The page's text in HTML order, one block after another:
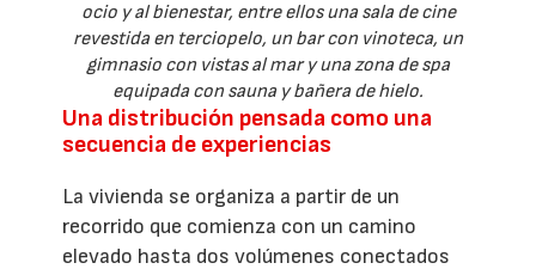
ocio y al bienestar, entre ellos una sala de cine
revestida en terciopelo, un bar con vinoteca, un
gimnasio con vistas al mar y una zona de spa
equipada con sauna y bañera de hielo.
Una distribución pensada como una
secuencia de experiencias
La vivienda se organiza a partir de un
recorrido que comienza con un camino
elevado hasta dos volúmenes conectados